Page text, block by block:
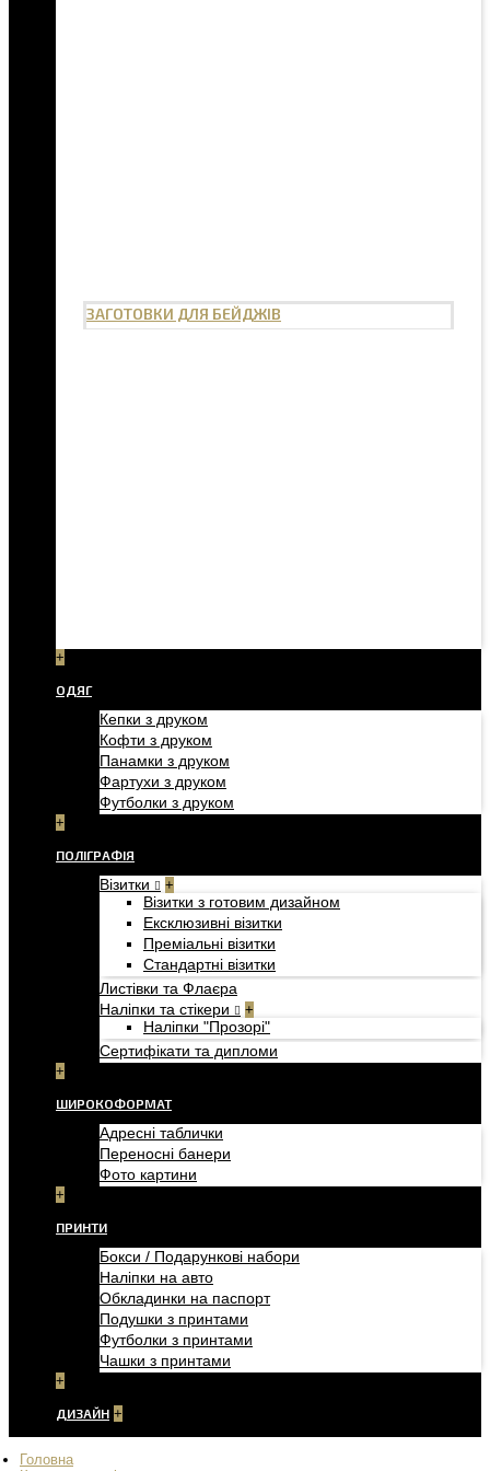
ЗАГОТОВКИ ДЛЯ БЕЙДЖІВ
+
ОДЯГ
Кепки з друком
Кофти з друком
Панамки з друком
Фартухи з друком
Футболки з друком
+
ПОЛІГРАФІЯ
Візитки +
Візитки з готовим дизайном
Ексклюзивні візитки
Преміальні візитки
Стандартні візитки
Листівки та Флаєра
Наліпки та стікери
+
Наліпки "Прозорі"
Сертифікати та дипломи
+
ШИРОКОФОРМАТ
Адресні таблички
Переносні банери
Фото картини
+
ПРИНТИ
Бокси / Подарункові набори
Наліпки на авто
Обкладинки на паспорт
Подушки з принтами
Футболки з принтами
Чашки з принтами
+
ДИЗАЙН +
Головна